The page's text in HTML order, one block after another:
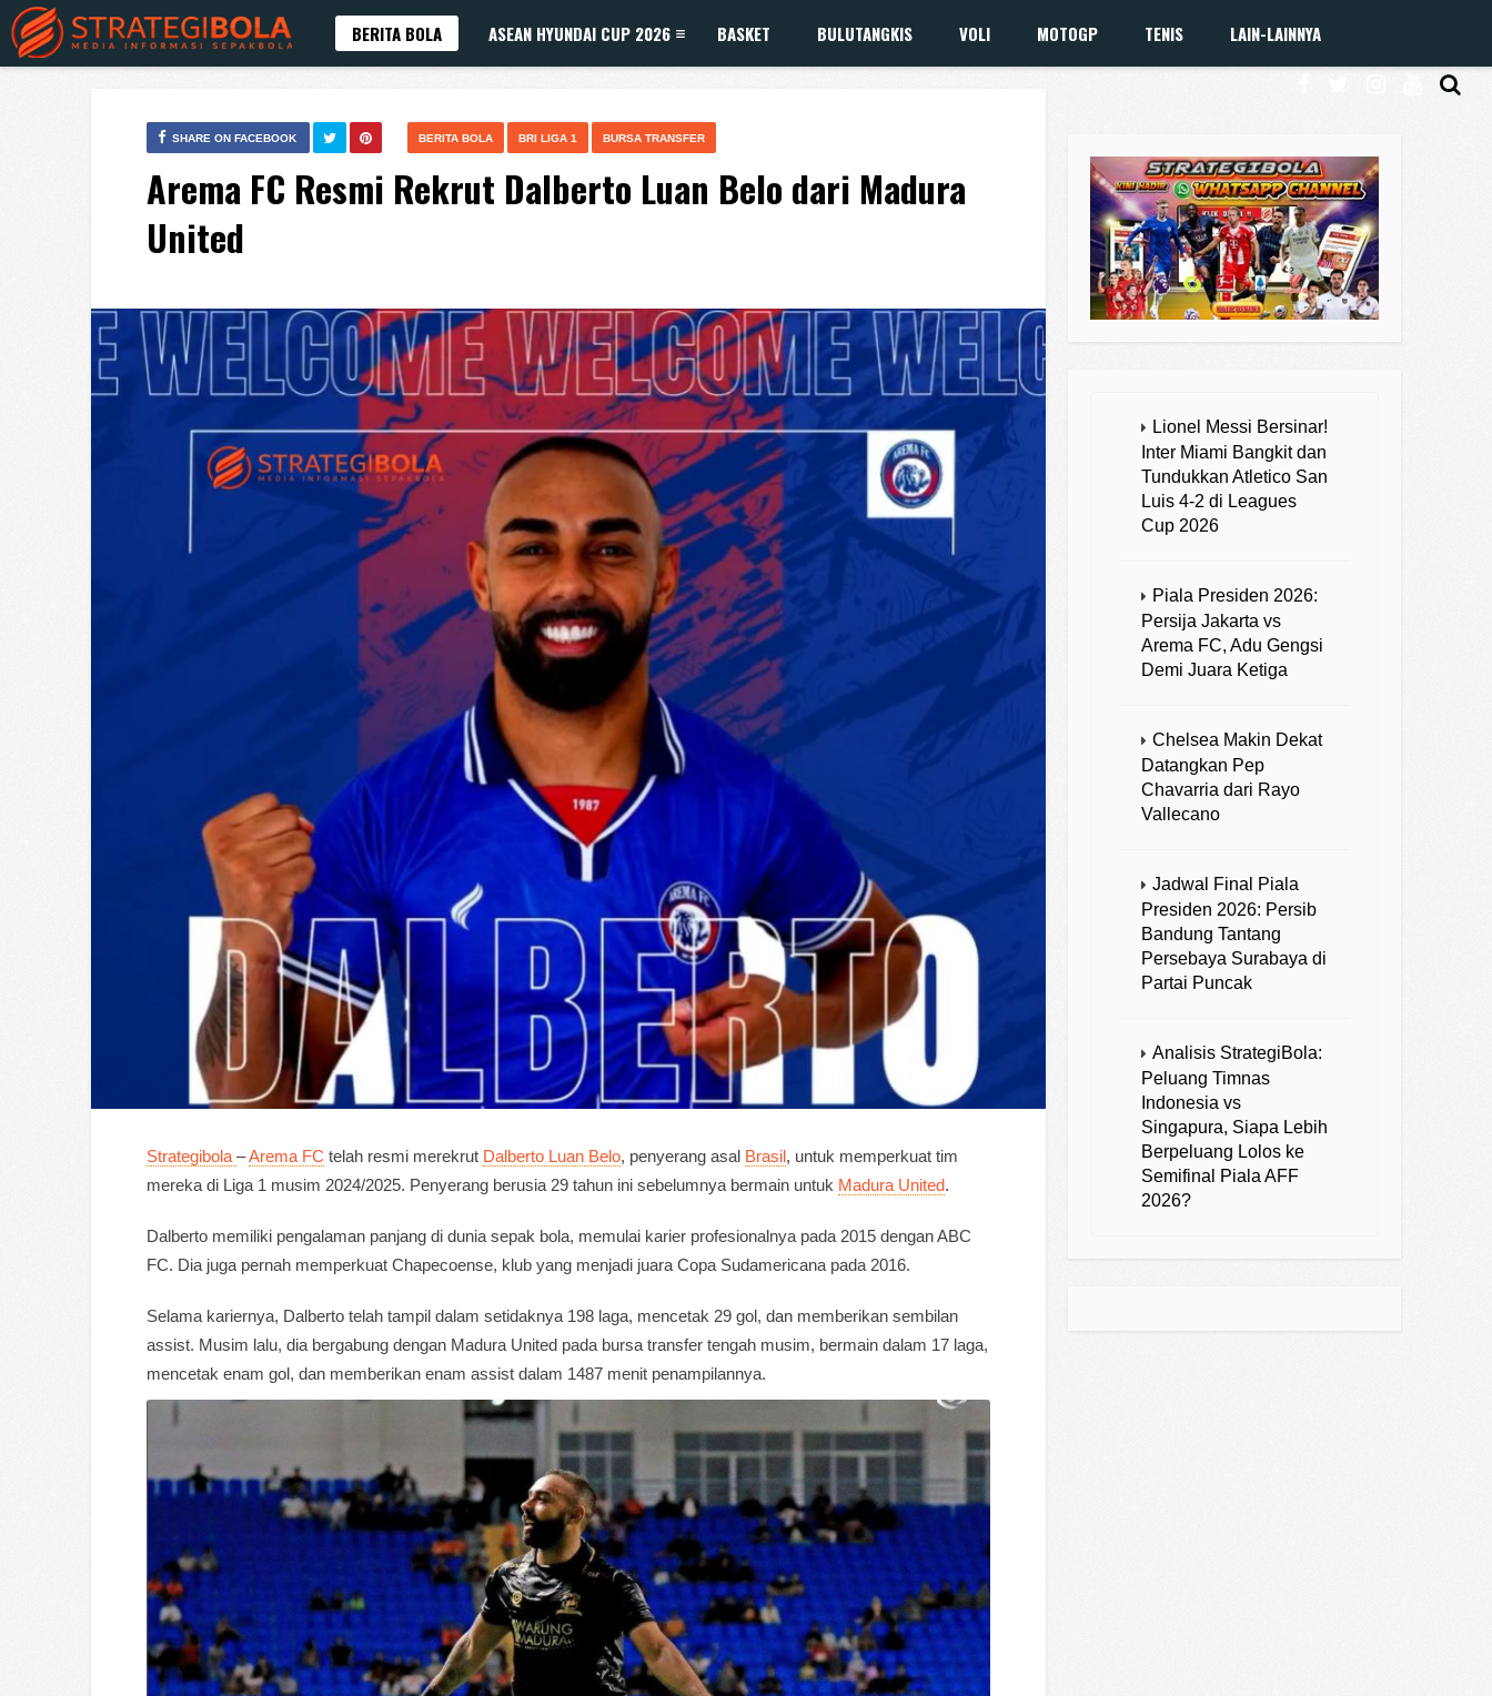
BERITA BOLA ASEAN HYUNDAI CUP 2026 BASKET BULUTANGKIS VOLI MOTOGP TENIS LAIN-LAINNYA
BERITA BOLA BRI LIGA 1 BURSA TRANSFER
SHARE ON FACEBOOK
Arema FC Resmi Rekrut Dalberto Luan Belo dari Madura
United
Strategibola –Arema FC telah resmi merekrut Dalberto Luan Belo, penyerang asal Brasil, untuk memperkuat tim
mereka di Liga 1 musim 2024/2025. Penyerang berusia 29 tahun ini sebelumnya bermain untuk Madura United.
Dalberto memiliki pengalaman panjang di dunia sepak bola, memulai karier profesionalnya pada 2015 dengan ABC
FC. Dia juga pernah memperkuat Chapecoense, klub yang menjadi juara Copa Sudamericana pada 2016.
Selama kariernya, Dalberto telah tampil dalam setidaknya 198 laga, mencetak 29 gol, dan memberikan sembilan
assist. Musim lalu, dia bergabung dengan Madura United pada bursa transfer tengah musim, bermain dalam 17 laga,
mencetak enam gol, dan memberikan enam assist dalam 1487 menit penampilannya.
Lionel Messi Bersinar!
Inter Miami Bangkit dan
Tundukkan Atletico San
Luis 4-2 di Leagues
Cup 2026
Piala Presiden 2026:
Persija Jakarta vs
Arema FC, Adu Gengsi
Demi Juara Ketiga
Chelsea Makin Dekat
Datangkan Pep
Chavarria dari Rayo
Vallecano
Jadwal Final Piala
Presiden 2026: Persib
Bandung Tantang
Persebaya Surabaya di
Partai Puncak
Analisis StrategiBola:
Peluang Timnas
Indonesia vs
Singapura, Siapa Lebih
Berpeluang Lolos ke
Semifinal Piala AFF
2026?